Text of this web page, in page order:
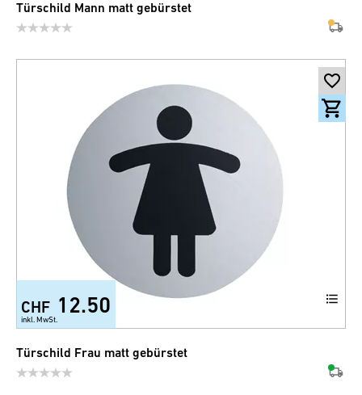
Türschild Mann matt gebürstet
CHF 12.50
inkl. MwSt.
Türschild Frau matt gebürstet